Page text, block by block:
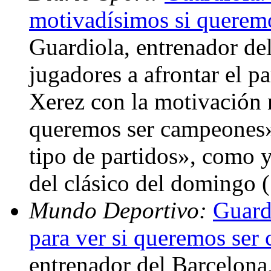
motivadísimos si
Guardiola, entrenador
jugadores a afrontar el
Xerez con la motivación
queremos ser
tipo de partidos», como
del clásico del
Mundo Deportivo:
para ver si queremos ser
entrenador del